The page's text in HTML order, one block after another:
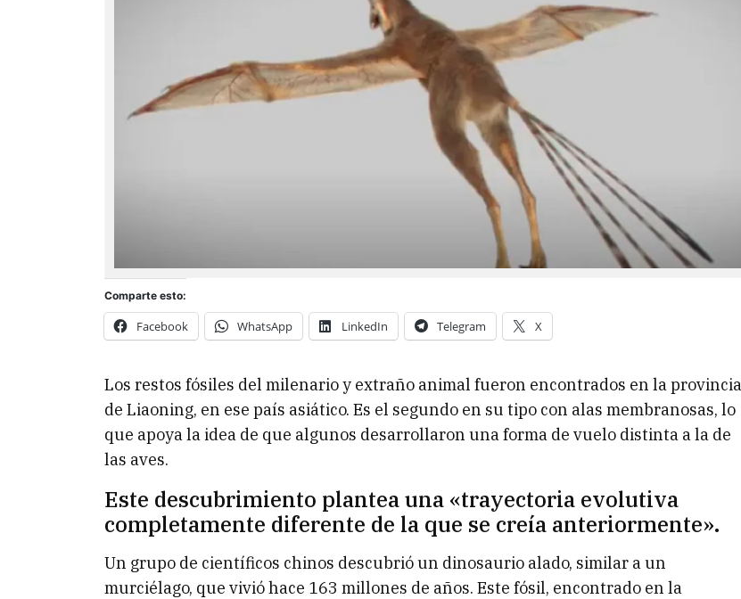
Comparte esto:
Facebook WhatsApp LinkedIn Telegram X
Los restos fósiles del milenario y extraño animal fueron encontrados en la provincia
de Liaoning, en ese país asiático. Es el segundo en su tipo con alas membranosas, lo
que apoya la idea de que algunos desarrollaron una forma de vuelo distinta a la de
las aves.
Este descubrimiento plantea una «trayectoria evolutiva
completamente diferente de la que se creía anteriormente».
Un grupo de científicos chinos descubrió un dinosaurio alado, similar a un
murciélago, que vivió hace 163 millones de años. Este fósil, encontrado en la